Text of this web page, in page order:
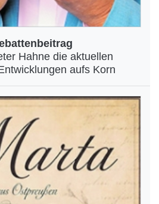
Hahne die aktuellen
aufs Korn